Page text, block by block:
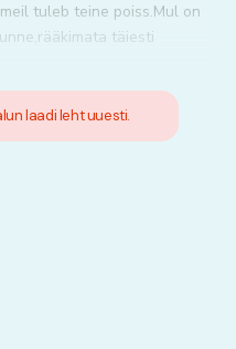
tuleb teine poiss.Mul on
täiesti
laadi leht uuesti.